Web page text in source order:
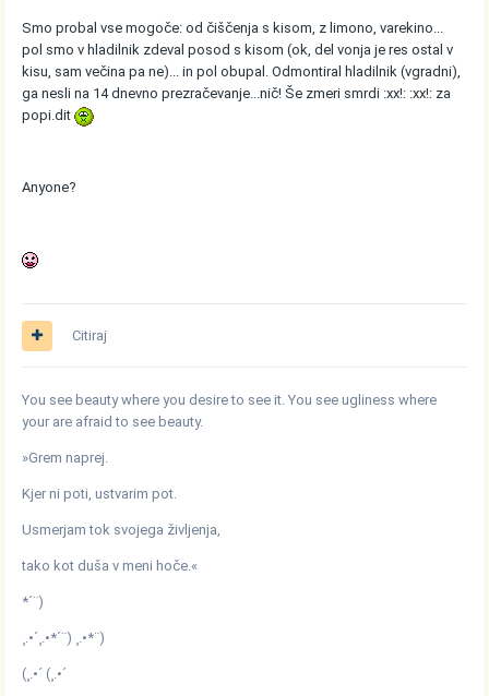
Smo probal vse mogoče: od čiščenja s kisom, z limono, varekino...
pol smo v hladilnik zdeval posod s kisom (ok, del vonja je res ostal v
kisu, sam večina pa ne)... in pol obupal. Odmontiral hladilnik (vgradni),
ga nesli na 14 dnevno prezračevanje...nič! Še zmeri smrdi :xx!: :xx!: za
popi.dit
Anyone?
Citiraj
You see beauty where you desire to see it. You see ugliness where
your are afraid to see beauty.
»Grem naprej.
Kjer ni poti, ustvarim pot.
Usmerjam tok svojega življenja,
tako kot duša v meni hoče.«
*´¨)
¸.•´¸.•*´¨) ¸.•*¨)
(¸.•´ (¸.•´